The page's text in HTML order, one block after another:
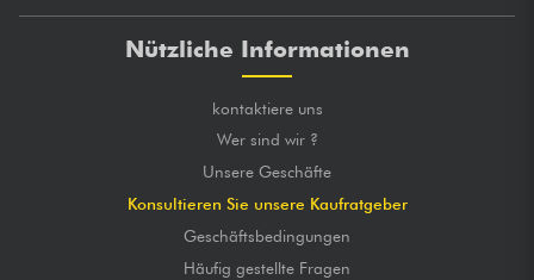
Nützliche Informationen
kontaktiere uns
Wer sind wir ?
Unsere Geschäfte
Konsultieren Sie unsere Kaufratgeber
Geschäftsbedingungen
Häufig gestellte Fragen